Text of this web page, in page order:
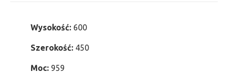
Wysokość: 600
Szerokość: 450
Moc: 959